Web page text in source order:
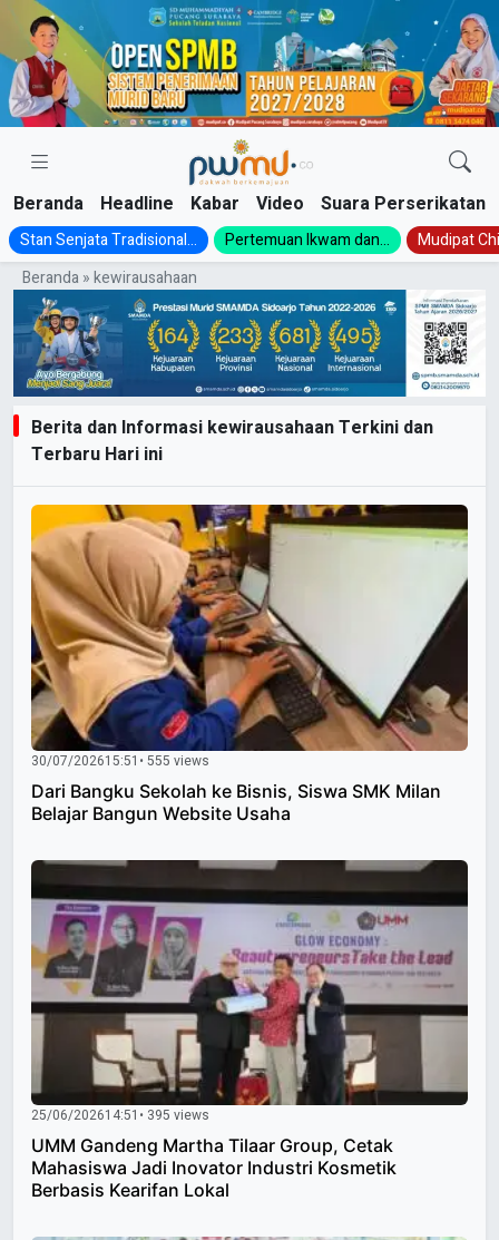
Skip
content
Beranda Headline Kabar Video Suara Perserikatan
Stan Senjata Tradisional... Pertemuan Ikwam dan...
Mudipat
Beranda»kewirausahaan
Berita dan Informasi kewirausahaan Terkini dan
Terbaru Hari ini
30/07/202615:51 • 555 views
Dari Bangku Sekolah ke Bisnis, Siswa SMK Milan
Belajar Bangun Website Usaha
25/06/202614:51 • 395 views
UMM Gandeng Martha Tilaar Group, Cetak
Mahasiswa Jadi Inovator Industri Kosmetik
Berbasis Kearifan Lokal